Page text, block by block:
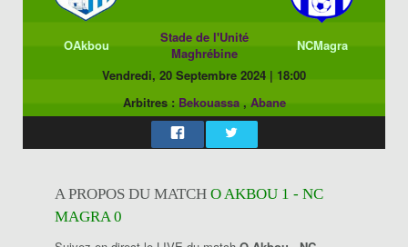
OAkbou
Stade de l'Unité
Maghrébine
NCMagra
Vendredi, 20 Septembre 2024 | 18:00
Arbitres : Bekouassa, Abane
A PROPOS DU MATCH O AKBOU 1 - NC
MAGRA 0